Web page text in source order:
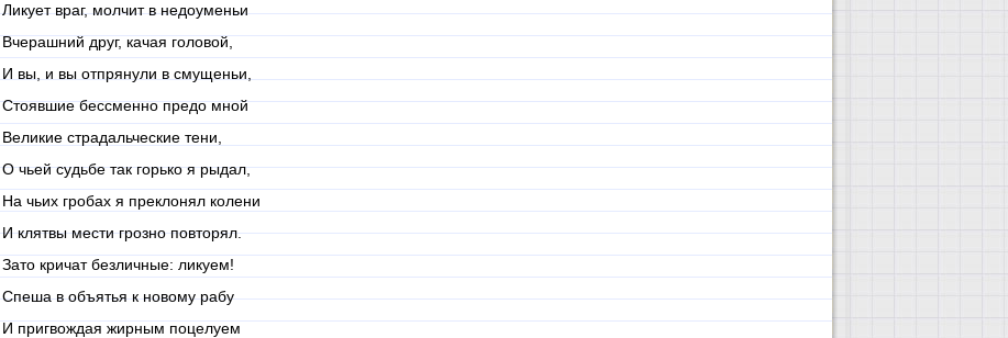
Ликует враг, молчит в недоуменьи
Вчерашний друг, качая головой,
И вы, и вы отпрянули в смущеньи,
Стоявшие бессменно предо мной
Великие страдальческие тени,
О чьей судьбе так горько я рыдал,
На чьих гробах я преклонял колени
И клятвы мести грозно повторял.
Зато кричат безличные: ликуем!
Спеша в объятья к новому рабу
И пригвождая жирным поцелуем